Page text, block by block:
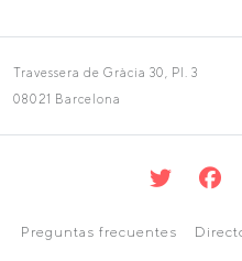
Travessera de Gràcia 30, Pl. 3
08021 Barcelona
Preguntas frecuentes